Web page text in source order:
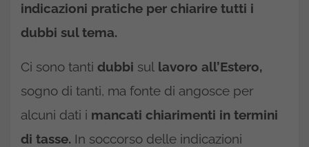
indicazioni pratiche per chiarire tutti i
dubbi sul tema.
Ci sono tanti dubbi sul lavoro all’Estero,
sogno di tanti, ma fonte di angosce per
alcuni dati i mancati chiarimenti in termini
di tasse. In soccorso delle indicazioni